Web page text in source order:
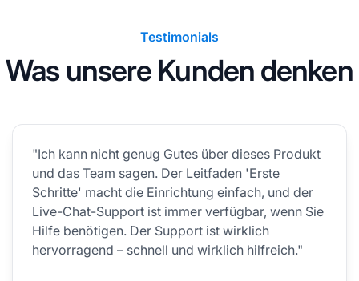
Testimonials
Was unsere Kunden denken
"Ich kann nicht genug Gutes über dieses Produkt
und das Team sagen. Der Leitfaden 'Erste
Schritte' macht die Einrichtung einfach, und der
Live-Chat-Support ist immer verfügbar, wenn Sie
Hilfe benötigen. Der Support ist wirklich
hervorragend – schnell und wirklich hilfreich."